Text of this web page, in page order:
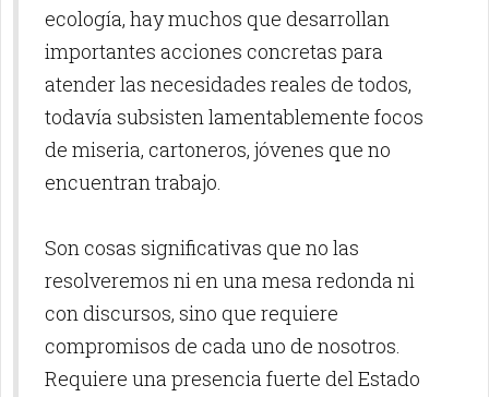
ecología, hay muchos que desarrollan
importantes acciones concretas para
atender las necesidades reales de todos,
todavía subsisten lamentablemente focos
de miseria, cartoneros, jóvenes que no
encuentran trabajo.
Son cosas significativas que no las
resolveremos ni en una mesa redonda ni
con discursos, sino que requiere
compromisos de cada uno de nosotros.
Requiere una presencia fuerte del Estado